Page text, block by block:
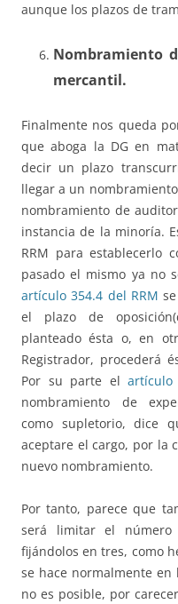
aunque los plazos de
Nombramiento
mercantil.
Finalmente nos queda
que aboga la DG en
decir un plazo
llegar a un
nombramiento de
instancia de la minoría.
RRM para establecerlo
pasado el mismo ya no
artículo 354.4 del RRM
el plazo de
planteado ésta o, en
Registrador, procederá
Por su parte el artículo
nombramiento de
como supletorio, dice
aceptare el cargo, por la
nuevo nombramiento.
Por tanto, parece que
será limitar el número
fijándolos en tres, como
se hace normalmente en
no es posible, por